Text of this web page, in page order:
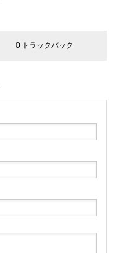
0 トラックバック